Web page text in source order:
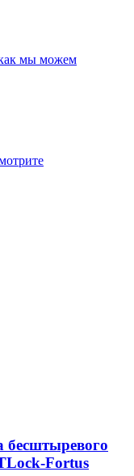
мы можем
бесштыревого
Fortus